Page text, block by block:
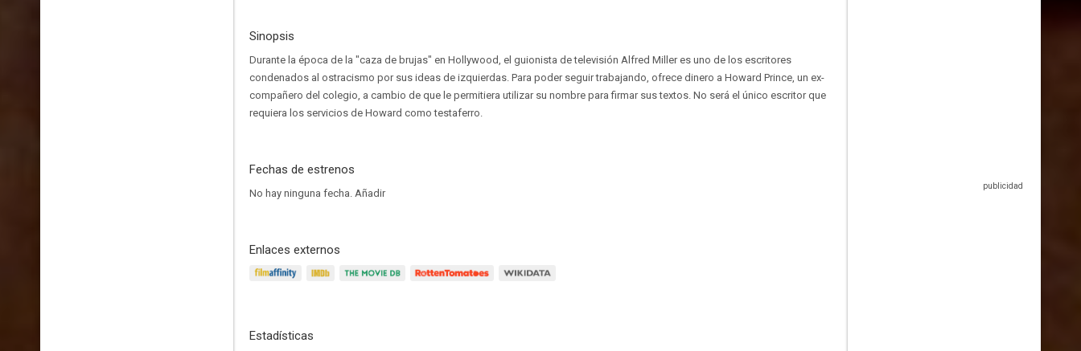
Sinopsis
Durante la época de la "caza de brujas" en Hollywood, el guionista de televisión Alfred Miller es uno de los escritores
condenados al ostracismo por sus ideas de izquierdas. Para poder seguir trabajando, ofrece dinero a Howard Prince, un ex-
compañero del colegio, a cambio de que le permitiera utilizar su nombre para firmar sus textos. No será el único escritor que
requiera los servicios de Howard como testaferro.
Fechas de estrenos
No hay ninguna fecha. Añadir
Enlaces externos
Estadísticas